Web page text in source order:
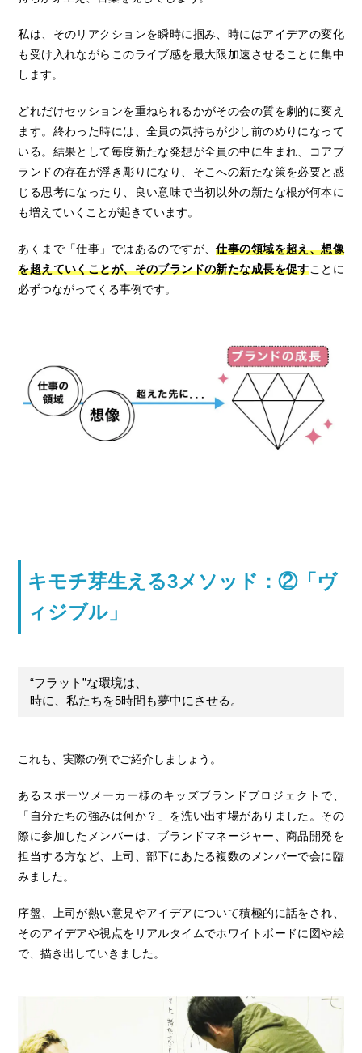
私は、そのリアクションを瞬時に掴み、時にはアイデアの変化
も受け入れながらこのライブ感を最大限加速させることに集中
します。
どれだけセッションを重ねられるかがその会の質を劇的に変え
ます。終わった時には、全員の気持ちが少し前のめりになって
いる。結果として毎度新たな発想が全員の中に生まれ、コアブ
ランドの存在が浮き彫りになり、そこへの新たな策を必要と感
じる思考になったり、良い意味で当初以外の新たな根が何本に
も増えていくことが起きています。
あくまで「仕事」ではあるのですが、仕事の領域を超え、想像
を超えていくことが、そのブランドの新たな成長を促すことに
必ずつながってくる事例です。
キモチ芽生える3メソッド：②「ヴ
ィジブル」
“フラット”な環境は、
時に、私たちを5時間も夢中にさせる。
これも、実際の例でご紹介しましょう。
あるスポーツメーカー様のキッズブランドプロジェクトで、
「自分たちの強みは何か？」を洗い出す場がありました。その
際に参加したメンバーは、ブランドマネージャー、商品開発を
担当する方など、上司、部下にあたる複数のメンバーで会に臨
みました。
序盤、上司が熱い意見やアイデアについて積極的に話をされ、
そのアイデアや視点をリアルタイムでホワイトボードに図や絵
で、描き出していきました。